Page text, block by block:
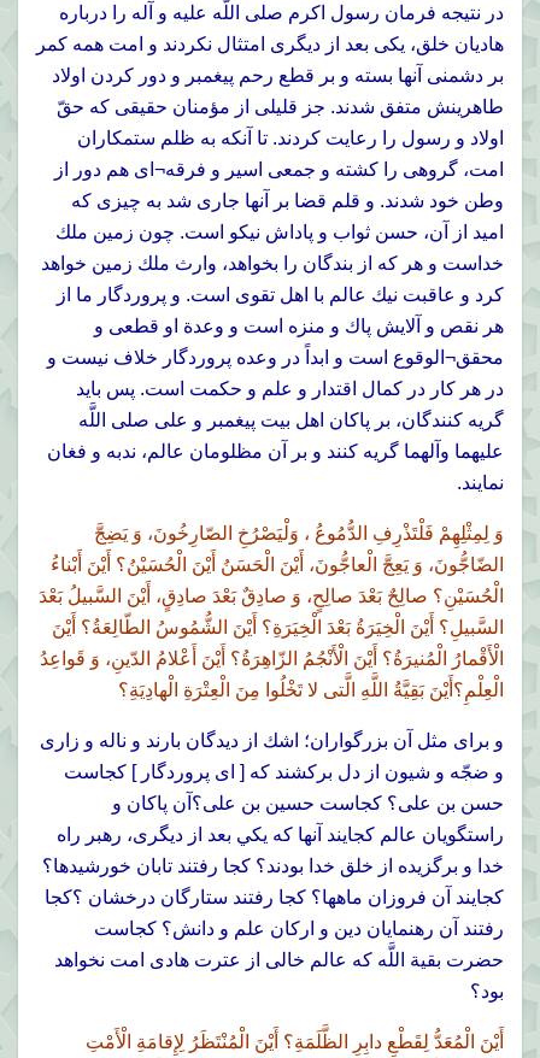
در نتيجه فرمان رسول اكرم صلى اللَّه عليه و آله را درباره
هاديان خلق، يكى بعد از ديگرى امتثال نكردند و امت همه كمر
بر دشمنى آنها بسته و بر قطع رحم پيغمبر و دور كردن اولاد
طاهرينش متفق شدند. جز قليلى از مؤمنان حقيقى كه حقّ
اولاد و رسول را رعايت كردند. تا آنكه به ظلم ستمكاران
امت، گروهى را كشته و جمعى اسير و فرقه¬اى هم دور از
وطن خود شدند. و قلم قضا بر آنها جارى شد به چيزى كه
اميد از آن، حسن ثواب و پاداش نيكو است. چون زمين ملك
خداست و هر كه از بندگان را بخواهد، وارث ملك زمين خواهد
كرد و عاقبت نيك عالم با اهل تقوى است. و پروردگار ما از
هر نقص و آلايش پاك و منزه است و وعدة او قطعى و
محقق¬الوقوع است و ابداً در وعده پروردگار خلاف نيست و
در هر كار در كمال اقتدار و علم و حكمت است. پس بايد
گريه کنندگان، بر پاكان اهل بيت پيغمبر و على صلى اللَّه
عليهما وآلهما گريه كنند و بر آن مظلومان عالم، ندبه و فغان
نمايند.
وَ لِمِثْلِهِمْ فَلْتَذْرِفِ الدُّمُوعُ ، وَلْيَصْرُخِ الصّارِخُونَ، وَ يَضِجَّ
الضّاجُّونَ، وَ يَعِجَّ الْعاجُّونَ، أَيْنَ الْحَسَنُ أَيْنَ الْحُسَيْنُ؟ أَيْنَ أَبْناءُ
الْحُسَيْنِ؟ صالِحٌ بَعْدَ صالِحٍ، وَ صادِقٌ بَعْدَ صادِقٍ، أَيْنَ السَّبيلُ بَعْدَ
السَّبيلِ؟ أَيْنَ الْخِيَرَةُ بَعْدَ الْخِيَرَةِ؟ أَيْنَ الشُّمُوسُ الطّالِعَةُ؟ أَيْنَ
الْأَقْمارُ الْمُنيرَةُ؟ أَيْنَ الْأَنْجُمُ الزّاهِرَةُ؟ أَيْنَ أَعْلامُ الدّينِ، وَ قَواعِدُ
الْعِلْمِ؟أَيْنَ بَقِيَّةُ اللَّهِ الَّتى لا تَخْلُوا مِنَ الْعِتْرَةِ الْهادِيَةِ؟
و براى مثل آن بزرگواران؛ اشك از ديدگان بارند و ناله و زارى
و ضجّه و شيون از دل بركشند كه [ اى پروردگار ] كجاست
حسن بن على؟ كجاست حسين بن على؟آن پاكان و
راستگويان عالم كجايند آنها که يکي بعد از ديگرى، رهبر راه
خدا و برگزيده از خلق خدا بودند؟ كجا رفتند تابان خورشيدها؟
کجايند آن فروزان ماهها؟ كجا رفتند ستارگان درخشان ؟كجا
رفتند آن رهنمايان دين و اركان علم و دانش؟ كجاست
حضرت بقية اللَّه كه عالم خالى از عترت هادى امت نخواهد
بود؟
أَيْنَ الْمُعَدُّ لِقَطْعِ دابِرِ الظَّلَمَةِ؟ أَيْنَ الْمُنْتَظَرُ لِإِقامَةِ الْأَمْتِ